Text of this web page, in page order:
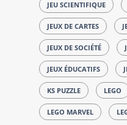
JEU SCIENTIFIQUE
JEUX DE CARTES
JEUX DE SOCIÉTÉ
JEUX ÉDUCATIFS
KS PUZZLE LEGO
LEGO MARVEL